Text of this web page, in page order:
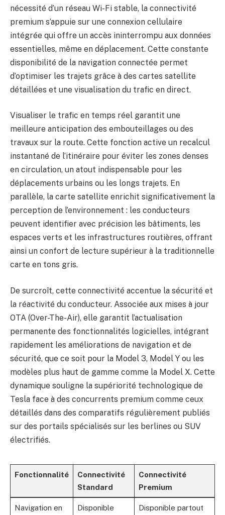
nécessité d’un réseau Wi-Fi stable, la connectivité
premium s’appuie sur une connexion cellulaire
intégrée qui offre un accès ininterrompu aux données
essentielles, même en déplacement. Cette constante
disponibilité de la navigation connectée permet
d’optimiser les trajets grâce à des cartes satellite
détaillées et une visualisation du trafic en direct.
Visualiser le trafic en temps réel garantit une
meilleure anticipation des embouteillages ou des
travaux sur la route. Cette fonction active un recalcul
instantané de l’itinéraire pour éviter les zones denses
en circulation, un atout indispensable pour les
déplacements urbains ou les longs trajets. En
parallèle, la carte satellite enrichit significativement la
perception de l’environnement : les conducteurs
peuvent identifier avec précision les bâtiments, les
espaces verts et les infrastructures routières, offrant
ainsi un confort de lecture supérieur à la traditionnelle
carte en tons gris.
De surcroît, cette connectivité accentue la sécurité et
la réactivité du conducteur. Associée aux mises à jour
OTA (Over-The-Air), elle garantit l’actualisation
permanente des fonctionnalités logicielles, intégrant
rapidement les améliorations de navigation et de
sécurité, que ce soit pour la Model 3, Model Y ou les
modèles plus haut de gamme comme la Model X. Cette
dynamique souligne la supériorité technologique de
Tesla face à des concurrents premium comme ceux
détaillés dans des comparatifs régulièrement publiés
sur des portails spécialisés sur les berlines ou SUV
électrifiés.
Fonctionnalité
Connectivité
Standard
Connectivité
Premium
Navigation en
Disponible
Disponible partout